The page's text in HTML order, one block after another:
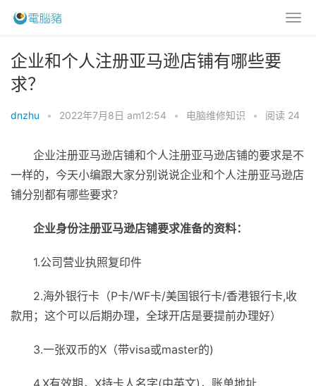
企业和个人注册亚马逊店铺有哪些要
求？
dnzhu • 2022年7月8日 am12:54 • 电脑维修知识 • 阅读 24
企业注册亚马逊店铺和个人注册亚马逊店铺的要求是不
一样的，今天小编跟大家分别说说企业和个人注册亚马逊店
铺分别都有哪些要求？
企业身份注册亚马逊店铺要求准备的资料：
1.公司营业执照复印件
2.海外银行卡（P卡/WF卡/美国银行卡/香港银行卡,收
款用；这个可以后期办理，全球开店是要提前办理好）
3.一张双币的X（带visa或master的)
4.X有效期，X持卡人名字(中英文)，账单地址